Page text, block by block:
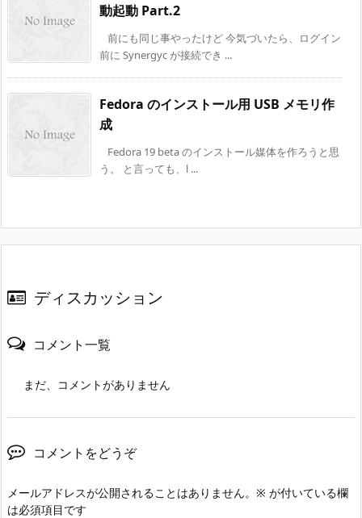
動起動 Part.2
前にも同じ事やったけど 今気づいたら、ログイン
前に Synergyc が接続でき ...
Fedora のインストール用 USB メモリ作
成
Fedora 19 beta のインストール媒体を作ろうと思
う。 と言っても、l ...
ディスカッション
コメント一覧
まだ、コメントがありません
コメントをどうぞ
メールアドレスが公開されることはありません。 ※ が付いている欄
は必須項目です